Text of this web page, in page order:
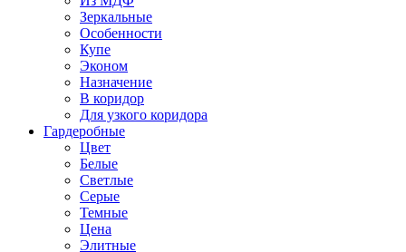
Зеркальные
Особенности
Купе
Эконом
Назначение
В коридор
Для узкого коридора
Гардеробные
Цвет
Белые
Светлые
Серые
Темные
Цена
Элитные